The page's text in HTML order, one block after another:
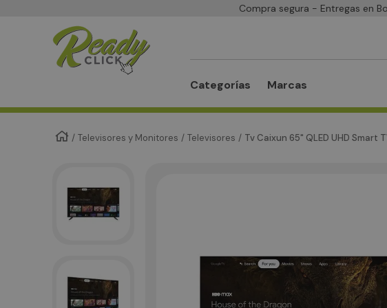
Compra segura - Entregas en
Categorías Marcas
Televisores y Monitores Televisores Tv Caixun 65" QLED UHD Smart